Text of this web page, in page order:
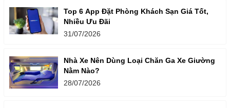
Top 6 App Đặt Phòng Khách Sạn Giá Tốt,
Nhiều Ưu Đãi
31/07/2026
Nhà Xe Nên Dùng Loại Chăn Ga Xe Giường
Nằm Nào?
28/07/2026